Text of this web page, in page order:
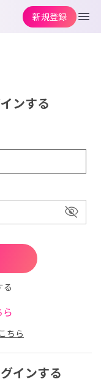
ンする
る
ちら
インする
新規登録